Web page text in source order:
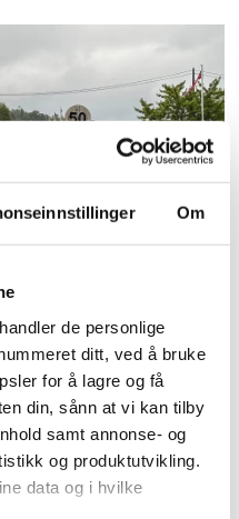
Om
de personlige
ditt, ved å bruke
for å lagre og få
din, sånn at vi kan tilby
samt annonse- og
og produktutvikling.
data og i hvilke
PLUS